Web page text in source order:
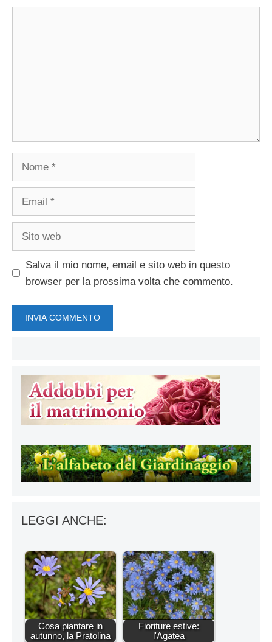
Salva il mio nome, email e sito web in questo
browser per la prossima volta che commento.
LEGGI ANCHE:
Cosa piantare in
autunno, la Pratolina
Fioriture estive:
l'Agatea